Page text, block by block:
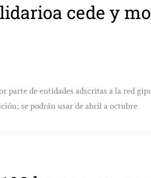
cede y
parte de entidades adscritas a la red
se podrán usar de abril a octubre